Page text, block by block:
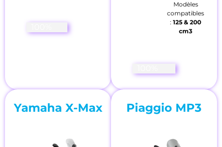
Très prochainement disponible !
Modèles
compatibles
:125& 200
cm3
Homologation en
Yamaha X-Max Piaggio MP3